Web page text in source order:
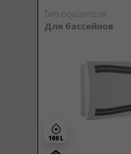
Тип осушителя:
Для бассейнов
100 L